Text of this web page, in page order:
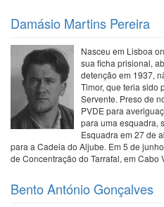
Damásio Martins Pereira
Nasceu em Lisboa
sua ficha prisional,
detenção em 1937,
Timor, que teria sido
Servente. Preso de
PVDE para
para uma esquadra,
Esquadra em 27 de
para a Cadeia do Aljube. Em 5 de
de Concentração do Tarrafal, em Cabo
Bento António Gonçalves